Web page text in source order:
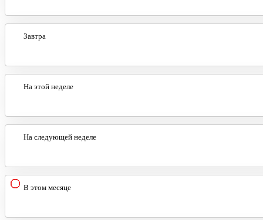
Завтра
На этой неделе
На следующей неделе
В этом месяце